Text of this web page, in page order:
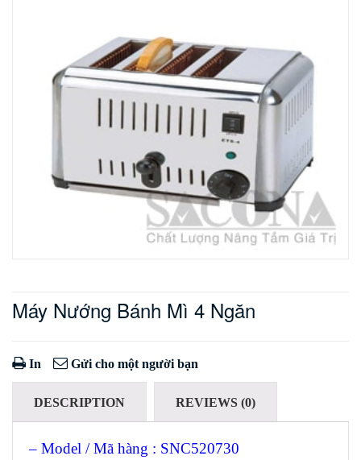
Máy Nướng Bánh Mì 4 Ngăn
In Gửi cho một người bạn
DESCRIPTION REVIEWS (0)
– Model / Mã hàng : SNC520730